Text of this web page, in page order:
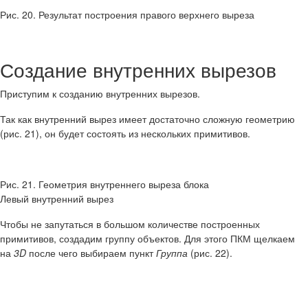
Рис. 20. Результат построения правого верхнего выреза
Создание внутренних вырезов
Приступим к созданию внутренних вырезов.
Так как внутренний вырез имеет достаточно сложную геометрию
(рис. 21), он будет состоять из нескольких примитивов.
Рис. 21. Геометрия внутреннего выреза блока
Левый внутренний вырез
Чтобы не запутаться в большом количестве построенных
примитивов, создадим группу объектов. Для этого ПКМ щелкаем
на 3D после чего выбираем пунктГруппа (рис. 22).